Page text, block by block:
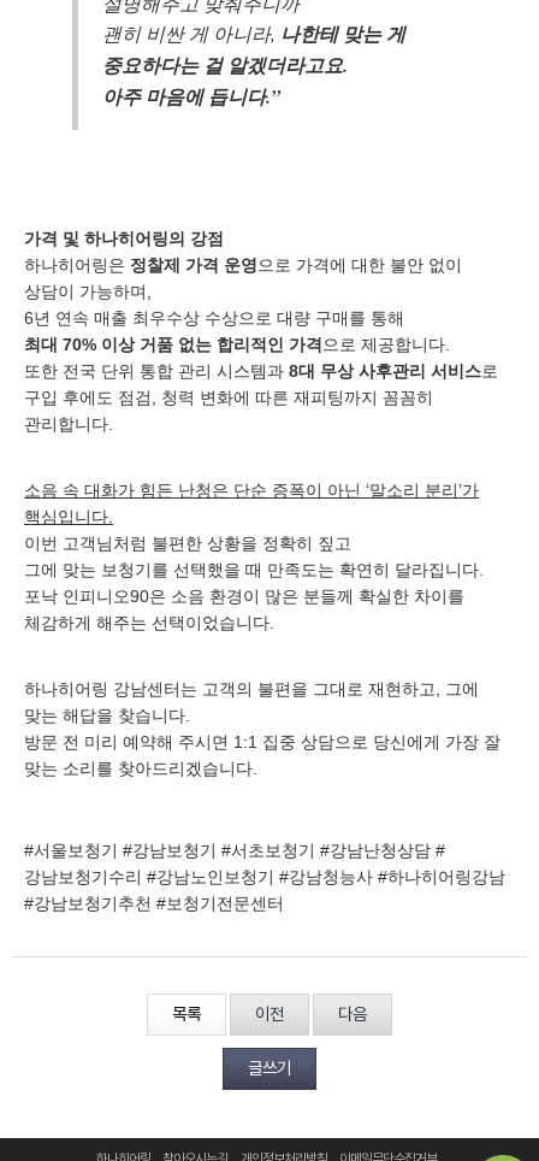
괜히 비싼 게 아니라, 나한테 맞는 게
중요하다는 걸 알겠더라고요.
아주 마음에 듭니다.”
가격 및 하나히어링의 강점
하나히어링은 정찰제 가격 운영으로 가격에 대한 불안 없이
상담이 가능하며,
6년 연속 매출 최우수상 수상으로 대량 구매를 통해
최대 70% 이상 거품 없는 합리적인 가격 으로 제공합니다.
또한 전국 단위 통합 관리 시스템과 8대 무상 사후관리 서비스로
구입 후에도 점검, 청력 변화에 따른 재피팅까지 꼼꼼히
관리합니다.
소음 속 대화가 힘든 난청은 단순 증폭이 아닌 ‘말소리 분리’가
핵심입니다.
이번 고객님처럼 불편한 상황을 정확히 짚고
그에 맞는 보청기를 선택했을 때 만족도는 확연히 달라집니다.
포낙 인피니오90은 소음 환경이 많은 분들께 확실한 차이를
체감하게 해주는 선택이었습니다.
하나히어링 강남센터는 고객의 불편을 그대로 재현하고, 그에
맞는 해답을 찾습니다.
방문 전 미리 예약해 주시면 1:1 집중 상담으로 당신에게 가장 잘
맞는 소리를 찾아드리겠습니다.
#서울보청기 #강남보청기 #서초보청기 #강남난청상담 #
강남보청기수리 #강남노인보청기 #강남청능사 #하나히어링강남
#강남보청기추천 #보청기전문센터
목록 이전 다음
글쓰기